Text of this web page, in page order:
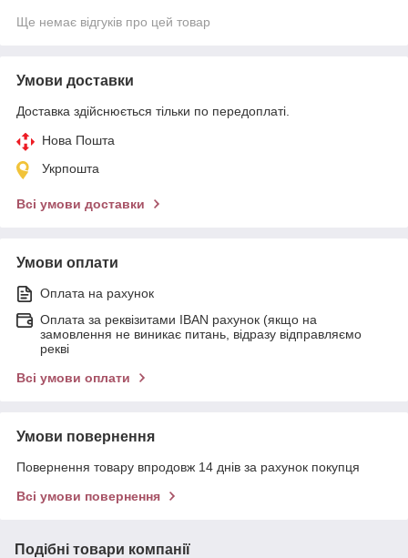
Ще немає відгуків про цей товар
Умови доставки
Доставка здійснюється тільки по передоплаті.
Нова Пошта
Укрпошта
Всі умови доставки
Умови оплати
Оплата на рахунок
Оплата за реквізитами IBAN рахунок (якщо на
замовлення не виникає питань, відразу відправляємо
рекві
Всі умови оплати
Умови повернення
Повернення товару впродовж 14 днів за рахунок покупця
Всі умови повернення
Подібні товари компанії